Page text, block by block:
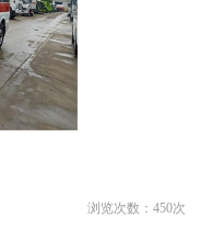
浏览次数： 450次